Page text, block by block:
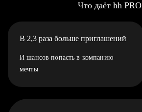
Что даёт hh PRO
В 2,3 раза больше приглашений
И шансов попасть в компанию
мечты